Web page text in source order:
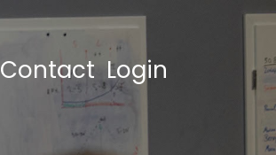
Contact Login